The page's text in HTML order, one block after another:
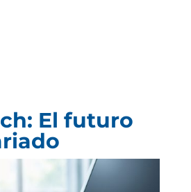
El futuro